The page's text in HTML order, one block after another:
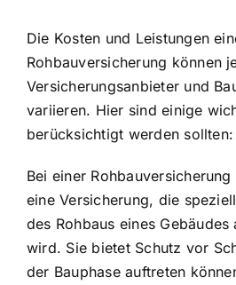
Die Kosten und Leistungen
Rohbauversicherung können
Versicherungsanbieter und
variieren. Hier sind einige
berücksichtigt werden sollten:
Bei einer
eine Versicherung, die
des Rohbaus eines Gebäudes
wird. Sie bietet Schutz vor
der Bauphase auftreten